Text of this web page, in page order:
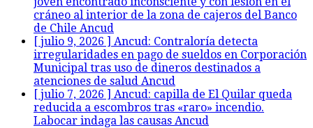
cráneo al interior de la zona de cajeros del Banco
de Chile Ancud
[ julio 9, 2026 ] Ancud: Contraloría detecta
irregularidades en pago de sueldos en Corporación
Municipal tras uso de dineros destinados a
atenciones de salud Ancud
[ julio 7, 2026 ] Ancud: capilla de El Quilar queda
reducida a escombros tras «raro» incendio.
Labocar indaga las causas Ancud